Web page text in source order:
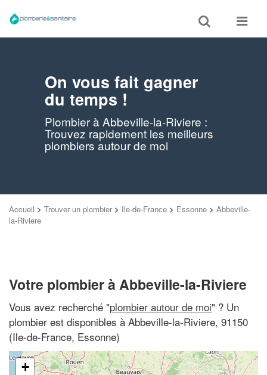
Toggle
search
Toggle
On vous fait gagner
du temps !
Plombier à Abbeville-la-Riviere :
Trouvez rapidement les meilleurs
plombiers autour de moi
Accueil > Trouver un plombier > Ile-de-France > Essonne > Abbeville-
la-Riviere
Votre plombier à Abbeville-la-Riviere
Vous avez recherché "plombier autour de moi" ? Un
plombier est disponibles à Abbeville-la-Riviere, 91150
(Ile-de-France, Essonne)
+